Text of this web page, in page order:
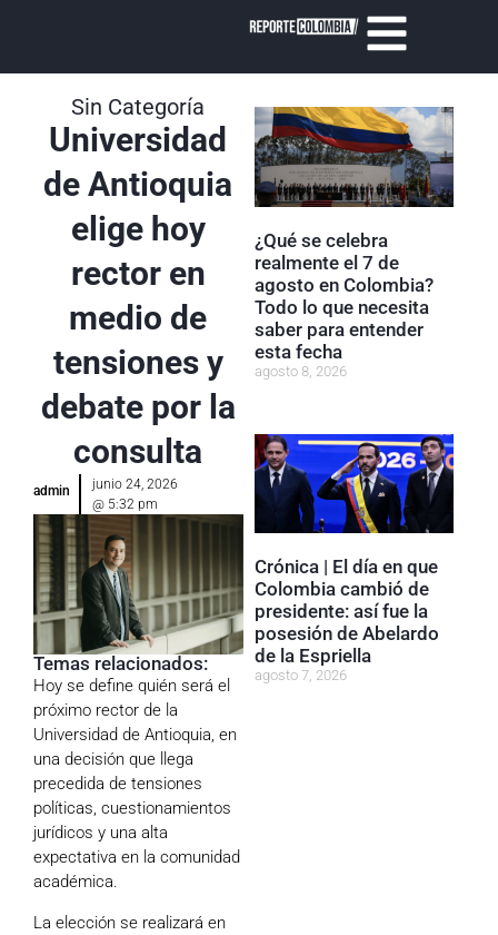
Sin Categoría
Universidad
de Antioquia
elige hoy
rector en
medio de
tensiones y
debate por la
consulta
admin
junio 24, 2026
@ 5:32 pm
Temas relacionados:
Hoy se define quién será el
próximo rector de la
Universidad de Antioquia, en
una decisión que llega
precedida de tensiones
políticas, cuestionamientos
jurídicos y una alta
expectativa en la comunidad
académica.
La elección se realizará en
¿Qué se celebra
realmente el 7 de
agosto en Colombia?
Todo lo que necesita
saber para entender
esta fecha
agosto 8, 2026
Crónica | El día en que
Colombia cambió de
presidente: así fue la
posesión de Abelardo
de la Espriella
agosto 7, 2026